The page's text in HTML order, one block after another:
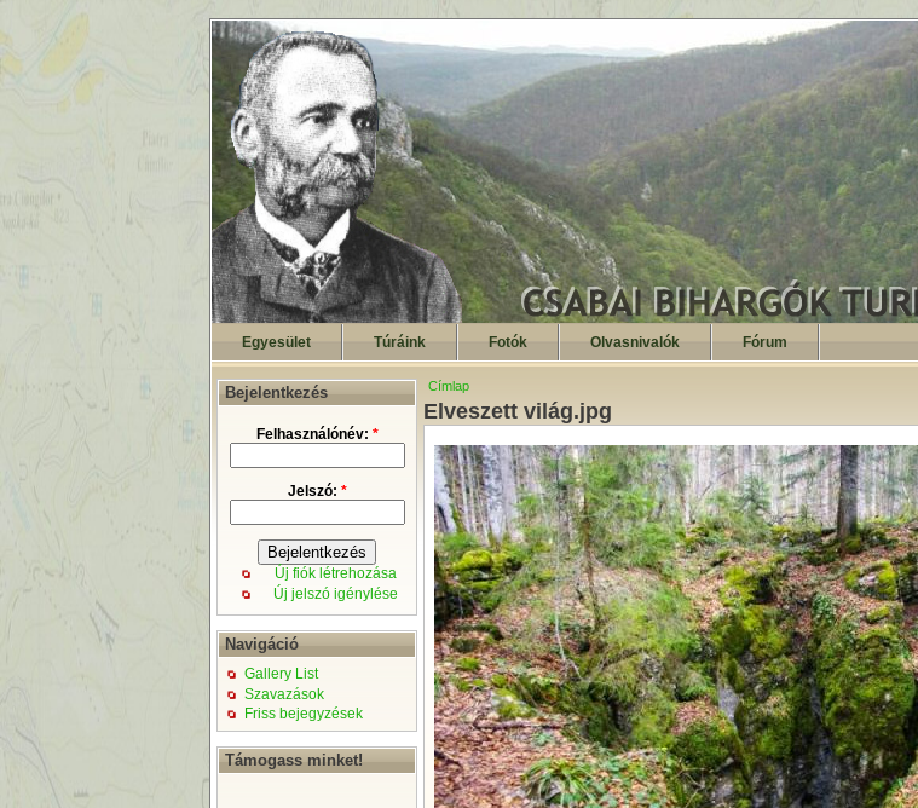
Egyesület Túráink Fotók Olvasnivalók Fórum
Bejelentkezés
Felhasználónév: *
Jelszó: *
Új fiók létrehozása
Új jelszó igénylése
Navigáció
Gallery List
Szavazások
Friss bejegyzések
Támogass minket!
Címlap
Elveszett világ.jpg